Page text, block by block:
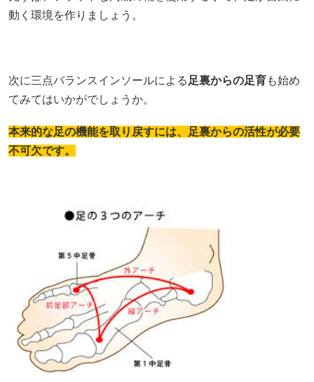
動く環境を作りましょう。
次に三点バランスインソールによる 足裏からの足育も始め
てみてはいかがでしょうか。
本来的な足の機能を取り戻すには、足裏からの活性が必要
不可欠です。